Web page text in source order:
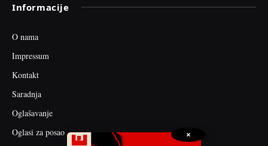
Informacije
O nama
Impressum
Kontakt
Saradnja
Oglašavanje
Oglasi za posao
×